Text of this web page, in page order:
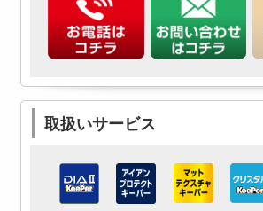
取扱いサービス